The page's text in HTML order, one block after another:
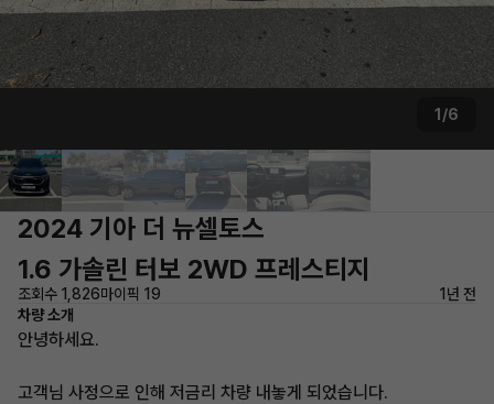
1/6
2024 기아 더 뉴셀토스
1.6 가솔린 터보 2WD 프레스티지
조회수 1,826마이픽 19
1년 전
차량 소개
안녕하세요.
고객님 사정으로 인해 저금리 차량 내놓게 되었습니다.